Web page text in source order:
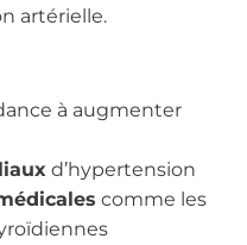
artérielle.
à augmenter
d’hypertension
comme les